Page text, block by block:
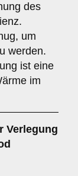
des
um
werden.
ist eine
im
Verlegung